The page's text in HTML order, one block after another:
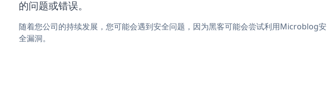
的问题或错误。
随着您公司的持续发展，您可能会遇到安全问题，因为黑客可能会尝试利用Microblog安
全漏洞。